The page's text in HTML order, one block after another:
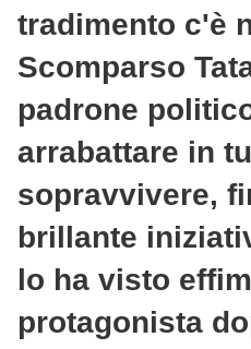
tradimento c'è
Scomparso
padrone
arrabattare in
sopravvivere,
brillante
lo ha visto
protagonista